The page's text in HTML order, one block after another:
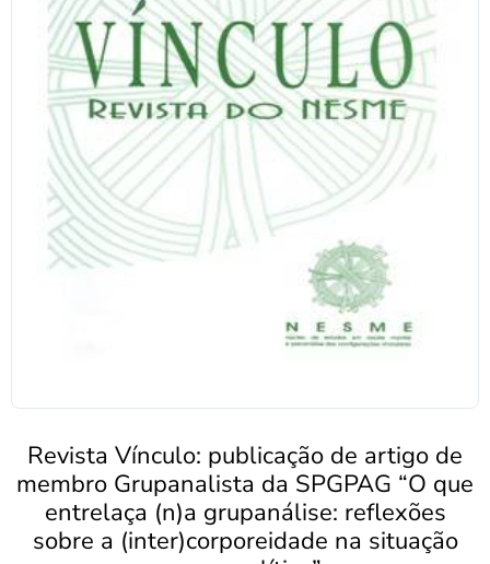
Revista Vínculo: publicação de artigo de
membro Grupanalista da SPGPAG “O que
entrelaça (n)a grupanálise: reflexões
sobre a (inter)corporeidade na situação